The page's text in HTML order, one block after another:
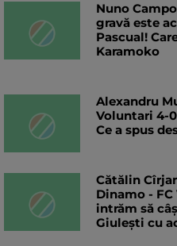
Nuno
gravă este
Pascual!
Karamoko
Alexandru
Voluntari 4-
Ce a spus
Cătălin
Dinamo -
intrăm să
Giulești cu